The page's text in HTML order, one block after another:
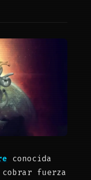
conocida
cobrar fuerza